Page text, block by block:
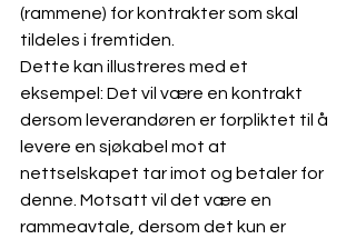
(rammene) for kontrakter som skal
tildeles i fremtiden.
Dette kan illustreres med et
eksempel: Det vil være en kontrakt
dersom leverandøren er forpliktet til å
levere en sjøkabel mot at
nettselskapet tar imot og betaler for
denne. Motsatt vil det være en
rammeavtale, dersom det kun er